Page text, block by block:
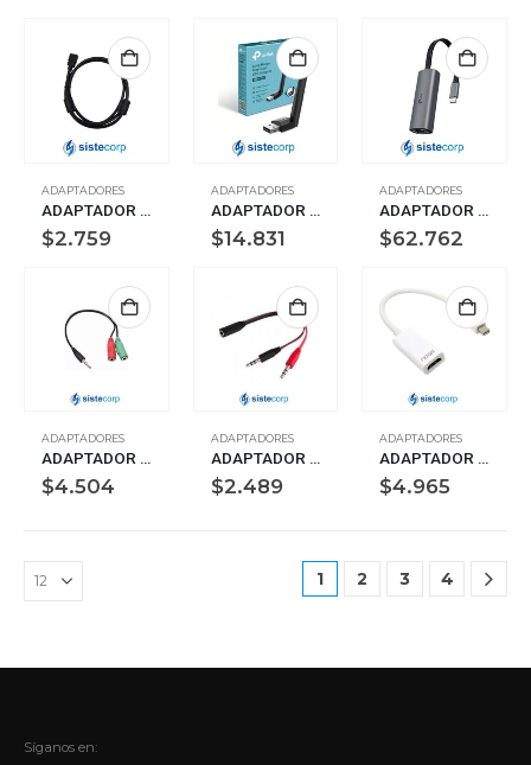
ADAPTADORES
ADAPTADOR HDMI M/H NEGRO E-VIEW (HDMI-M_H)
$2.759
ADAPTADORES
ADAPTADOR BLUETOOTH TP-LINK UB500 PLUS LONG RANGE (UB500 PLUS)
$14.831
ADAPTADORES
ADAPTADOR DE RED TP-LINK USB-C LAN GIGABIT UE302C (UE302C)
$62.762
ADAPTADORES
ADAPTADOR AUDIO PLUG M A 2 PLUG H OFFICE AURICULAR (OFF-ADA001)
$4.504
ADAPTADORES
ADAPTADOR AUDIO PLUG H A 2 PLUG M NETMAK (NM-C50)
$2.489
ADAPTADORES
ADAPTADOR MINI DISPLAYPORT A HDMI CALIDAD 4K – MINIDP-HDMI – NOGA NET
$4.965
1 2 3 4
Síganos en: